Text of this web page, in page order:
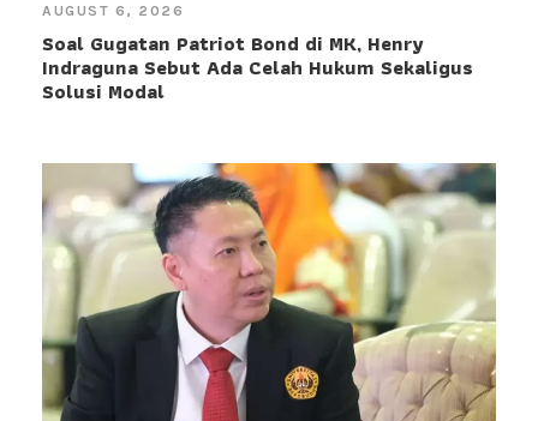
AUGUST 6, 2026
Soal Gugatan Patriot Bond di MK, Henry
Indraguna Sebut Ada Celah Hukum Sekaligus
Solusi Modal